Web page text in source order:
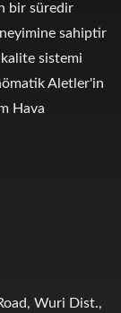
bir süredir
sahiptir
sistemi
Aletler'in
Hava
Wuri Dist.,